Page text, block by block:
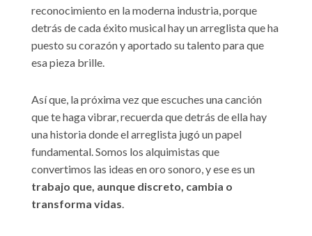
reconocimiento en la moderna industria, porque
detrás de cada éxito musical hay un arreglista que ha
puesto su corazón y aportado su talento para que
esa pieza brille.
Así que, la próxima vez que escuches una canción
que te haga vibrar, recuerda que detrás de ella hay
una historia donde el arreglista jugó un papel
fundamental. Somos los alquimistas que
convertimos las ideas en oro sonoro, y ese es un
trabajo que, aunque discreto, cambia o
transforma vidas